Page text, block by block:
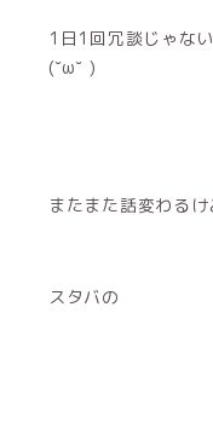
1日1回冗談じゃな
(˘ω˘ )
またまた話変わるけ
スタバの